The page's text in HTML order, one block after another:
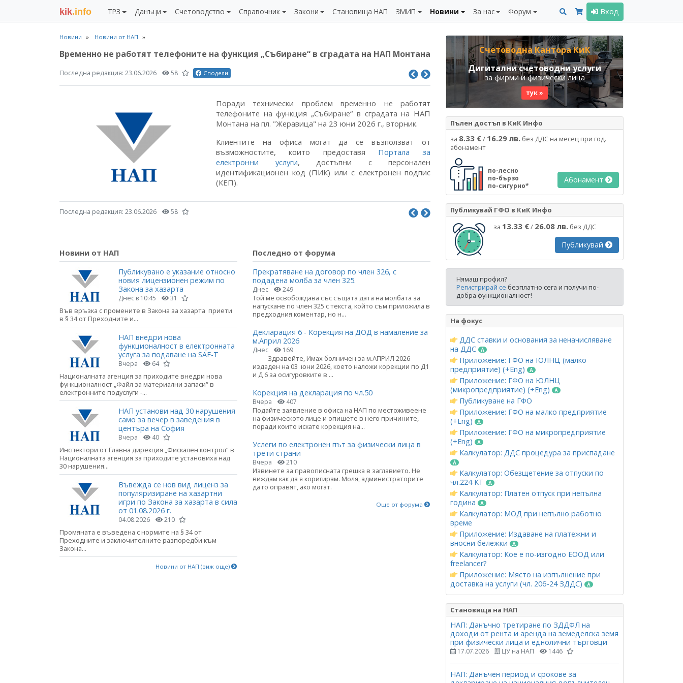
kik.info ТРЗ Данъци Счетоводство Справочник Закони Становища НАП ЗМИП Новини За нас Форум Вход
Новини Новини от НАП
Временно не работят телефоните на функция „Събиране“ в сградата на НАП Монтана
Последна редакция: 23.06.2026 58 Сподели
Поради технически проблем временно не работят
телефоните на функция „Събиране“ в сградата на НАП
Монтана на пл. "Жеравица" на 23 юни 2026 г., вторник.
Клиентите на офиса могат да се възползват от
възможностите, които предоставя Портала за
електронни услуги, достъпни с персонален
идентификационен код (ПИК) или с електронен подпис
(КЕП).
Последна редакция: 23.06.2026 58
Новини от НАП
Публикувано е указание относно
новия лицензионен режим по
Закона за хазарта
Днес в 10:45 31
Във връзка с промените в Закона за хазарта приети
в § 34 от Преходните и...
НАП внедри нова
функционалност в електронната
услуга за подаване на SAF-T
Вчера 64
Националната агенция за приходите внедри нова
функционалност „Файл за материални запаси“ в
електронните подуслуги -...
НАП установи над 30 нарушения
само за вечер в заведения в
центъра на София
Вчера 40
Инспектори от Главна дирекция „Фискален контрол“ в
Националната агенция за приходите установиха над
30 нарушения...
Въвежда се нов вид лиценз за
популяризиране на хазартни
игри по Закона за хазарта в сила
от 01.08.2026 г.
04.08.2026 210
Промяната е въведена с нормите на § 34 от
Преходните и заключителните разпоредби към
Закона...
Новини от НАП (виж още)
Последно от форума
Прекратяване на договор по член 326, с
подадена молба за член 325.
Днес 249
Той ме освобождава със същата дата на молбата за
напускане по член 325 с текста, който съм приложила в
предходния коментар, но н...
Декларация 6 - Корекция на ДОД в намаление за
м.Април 2026
Днес 169
Здравейте, Имах болничен за м.АПРИЛ 2026
издаден на 03 юни 2026, което наложи корекции по Д1
и Д 6 за осигуровките в ...
Корекция на декларация по чл.50
Вчера 407
Подайте заявление в офиса на НАП по местоживеене
на физическото лице и опишете в него причините,
поради които искате корекция на...
Услеги по електронен път за физически лица в
трети страни
Вчера 210
Извинете за правописната грешка в заглавието. Не
виждам как да я коригирам. Моля, администраторите
да го оправят, ако могат.
Още от форума
Счетоводна Кантора КиК
Дигитални счетоводни услуги
за фирми и физически лица
тук »
Пълен достъп в КиК Инфо
за 8.33 €/ 16.29 лв. без ДДС на месец при год.
абонамент
по-лесно
по-бързо
по-сигурно*
Абонамент
Публикувай ГФО в КиК Инфо
за 13.33 €/ 26.08 лв. без ДДС
Публикувай
Нямаш профил?
Регистрирай се безплатно сега и получи по-
добра функционалност!
На фокус
ДДС ставки и основания за неначисляване
на ДДС
Приложение: ГФО на ЮЛНЦ (малко
предприятие) (+Eng)
Приложение: ГФО на ЮЛНЦ
(микропредприятие) (+Eng)
Публикуване на ГФО
Приложение: ГФО на малко предприятие
(+Eng)
Приложение: ГФО на микропредприятие
(+Eng)
Калкулатор: ДДС процедура за приспадане
Калкулатор: Обезщетение за отпуски по
чл.224 КТ
Калкулатор: Платен отпуск при непълна
година
Калкулатор: МОД при непълно работно
време
Приложение: Издаване на платежни и
вносни бележки
Калкулатор: Кое е по-изгодно ЕООД или
freelancer?
Приложение: Място на изпълнение при
доставка на услуги (чл. 20б-24 ЗДДС)
Становища на НАП
НАП: Данъчно третиране по ЗДДФЛ на
доходи от рента и аренда на земеделска земя
при физически лица и еднолични търговци
17.07.2026 ЦУ на НАП 1446
НАП: Данъчен период и срокове за